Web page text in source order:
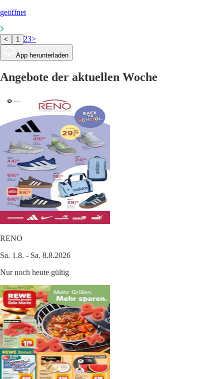
geöffnet
< 1 23>
App herunterladen
Angebote der aktuellen Woche
RENO
Sa. 1.8. - Sa. 8.8.2026
Nur noch heute gültig